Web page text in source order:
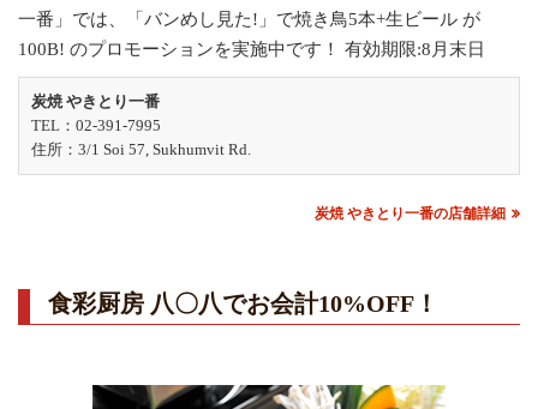
一番」では、「バンめし見た!」で焼き鳥5本+生ビール が
100B! のプロモーションを実施中です！ 有効期限:8月末日
炭焼 やきとり一番
TEL：02-391-7995
住所：3/1 Soi 57, Sukhumvit Rd.
炭焼 やきとり一番の店舗詳細
食彩厨房 八〇八でお会計10%OFF！